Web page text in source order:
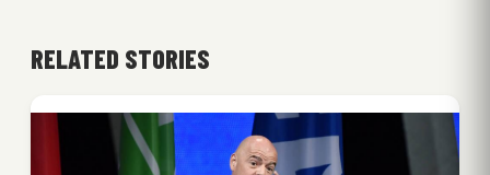
RELATED STORIES